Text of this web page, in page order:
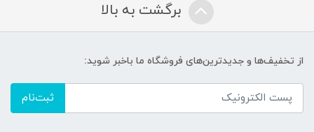
برگشت به بالا
از تخفیف‌ها و جدیدترین‌های فروشگاه ما باخبر شوید:
ثبت‌نام